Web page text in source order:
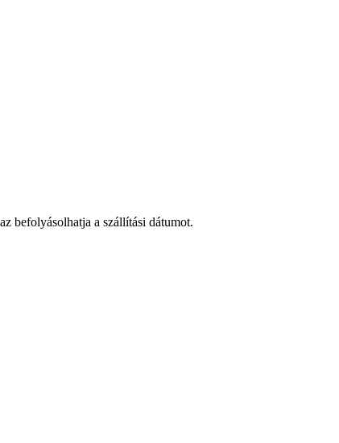
befolyásolhatja a szállítási dátumot.